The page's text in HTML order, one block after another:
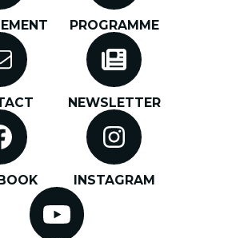
PROGRAMME
NEWSLETTER
INSTAGRAM